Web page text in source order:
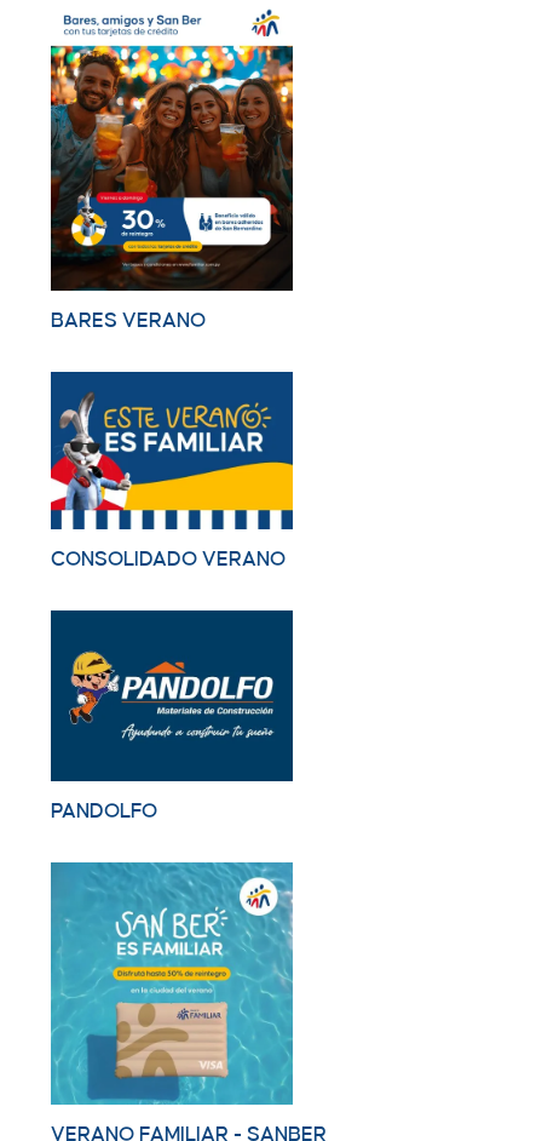
BARES VERANO
CONSOLIDADO VERANO
PANDOLFO
VERANO FAMILIAR - SANBER